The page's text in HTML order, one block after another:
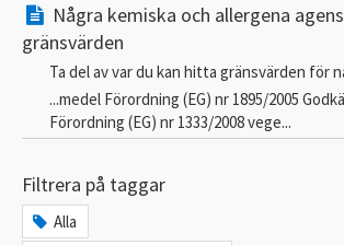
Några kemiska och allergena
gränsvärden
Ta del av var du kan hitta gränsvärden för
...medel Förordning (EG) nr 1895/2005
Förordning (EG) nr 1333/2008 vege...
Filtrera på taggar
Alla